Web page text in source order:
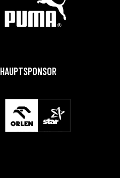
HAUPTSPONSOR